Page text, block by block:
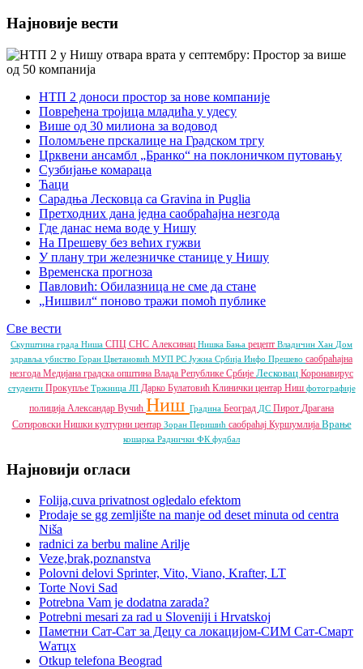
Најновије вести
НТП 2 доноси простор за нове компаније
Повређена тројица младића у удесу
Више од 30 милиона за водовод
Поломљене прскалице на Градском тргу
Црквени ансамбл „Бранко“ на поклоничком путовању
Сузбијање комараца
Ћаци
Сарадња Лесковца са Gravina in Puglia
Претходних дана једна саобраћајна незгода
Где данас нема воде у Нишу
На Прешеву без већих гужви
У плану три железничке станице у Нишу
Временска прогноза
Павловић: Обилазница не сме да стане
„Нишвил“ поново тражи помоћ публике
Све вести
Скупштина града Ниша СПЦ СНС Алексинац Нишка Бања рецепт Владичин Хан Дом
здравља убиство Горан Цветановић МУП РС Јужна Србија Инфо Прешево саобраћајна
незгода Медијана градска општина Влада Републике Србије Лесковац Коронавирус
студенти Прокупље Тржница ЈП Дарко Булатовић Клинички центар Ниш фотографије
полиција Александар Вучић Ниш Градина Београд ДС Пирот Драгана
Сотировски Нишки културни центар Зоран Перишић саобраћај Куршумлија Врање
кошарка Раднички ФК фудбал
Најновији огласи
Folija,cuva privatnost ogledalo efektom
Prodaje se gg zemljište na manje od deset minuta od centra
Niša
radnici za berbu maline Arilje
Veze,brak,poznanstva
Polovni delovi Sprinter, Vito, Viano, Krafter, LT
Torte Novi Sad
Potrebna Vam je dodatna zarada?
Potrebni mesari za rad u Sloveniji i Hrvatskoj
Паметни Сат-Сат за Децу са локацијом-СИМ Сат-Смарт
Wатцх
Otkup telefona Beograd